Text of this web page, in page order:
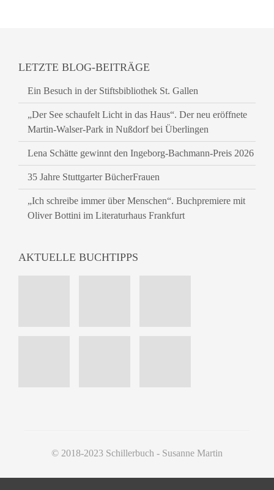
LETZTE BLOG-BEITRÄGE
Ein Besuch in der Stiftsbibliothek St. Gallen
„Der See schaufelt Licht in das Haus“. Der neu eröffnete
Martin-Walser-Park in Nußdorf bei Überlingen
Lena Schätte gewinnt den Ingeborg-Bachmann-Preis 2026
35 Jahre Stuttgarter BücherFrauen
„Ich schreibe immer über Menschen“. Buchpremiere mit
Oliver Bottini im Literaturhaus Frankfurt
AKTUELLE BUCHTIPPS
© 2018-2023 Schillerbuch - Susanne Martin